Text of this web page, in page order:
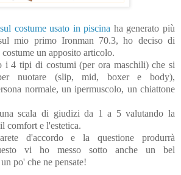
costume usato in piscina ha generato più
mio primo Ironman 70.3, ho deciso di
un apposito articolo.
i 4 tipi di costumi (per ora maschili) che si
nuotare (slip, mid, boxer e body),
normale, un ipermuscolo, un chiattone
scala di giudizi da 1 a 5 valutando la
comfort e l'estetica.
d'accordo e la questione produrrà
vi ho messo sotto anche un bel
po' che ne pensate!